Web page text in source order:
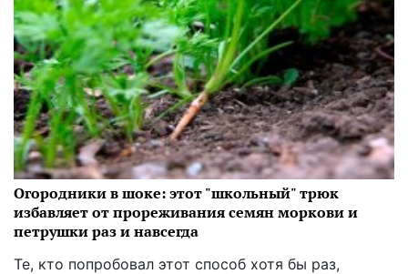
Огородники в шоке: этот "школьный" трюк
избавляет от прореживания семян моркови и
петрушки раз и навсегда
Те, кто попробовал этот способ хотя бы раз,